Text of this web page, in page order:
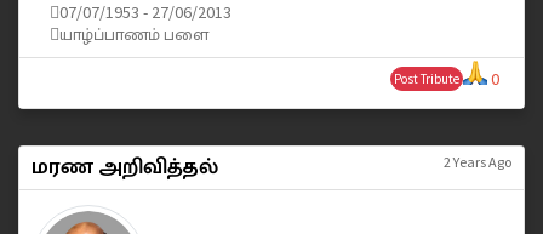
07/07/1953 - 27/06/2013
யாழ்ப்பாணம் பளை
0
Post Tribute
மரண அறிவித்தல் 2 Years Ago